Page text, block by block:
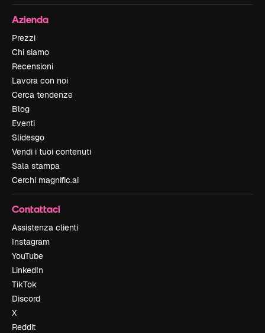
Azienda
Prezzi
Chi siamo
Recensioni
Lavora con noi
Cerca tendenze
Blog
Eventi
Slidesgo
Vendi i tuoi contenuti
Sala stampa
Cerchi magnific.ai
Contattaci
Assistenza clienti
Instagram
YouTube
LinkedIn
TikTok
Discord
X
Reddit